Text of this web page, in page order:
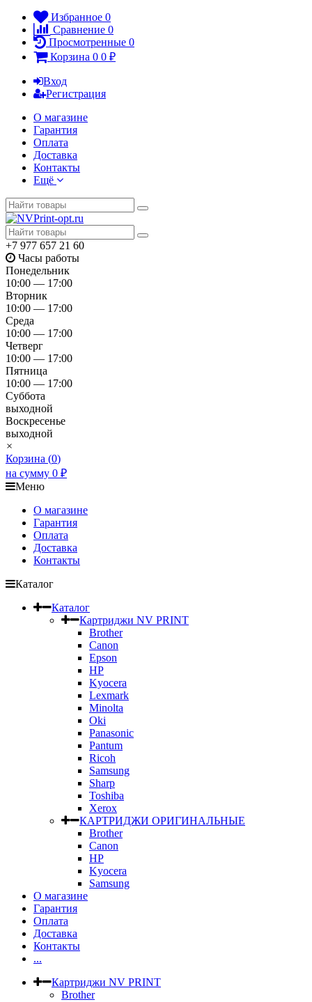
Избранное 0
Сравнение 0
Просмотренные 0
Корзина 0 0 ₽
Вход
Регистрация
О магазине
Гарантия
Оплата
Доставка
Контакты
Ещё
+7 977 657 21 60
Часы работы
Понедельник
10:00 — 17:00
Вторник
10:00 — 17:00
Среда
10:00 — 17:00
Четверг
10:00 — 17:00
Пятница
10:00 — 17:00
Суббота
выходной
Воскресенье
выходной
×
Корзина (0)
на сумму 0 ₽
Меню
О магазине
Гарантия
Оплата
Доставка
Контакты
Каталог
Каталог
Картриджи NV PRINT
Brother
Canon
Epson
HP
Kyocera
Lexmark
Minolta
Oki
Panasonic
Pantum
Ricoh
Samsung
Sharp
Toshiba
Xerox
КАРТРИДЖИ ОРИГИНАЛЬНЫЕ
Brother
Canon
HP
Kyocera
Samsung
О магазине
Гарантия
Оплата
Доставка
Контакты
...
Картриджи NV PRINT
Brother